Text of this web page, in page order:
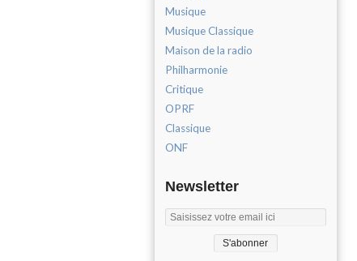
Musique
Musique Classique
Maison de la radio
Philharmonie
Critique
OPRF
Classique
ONF
Newsletter